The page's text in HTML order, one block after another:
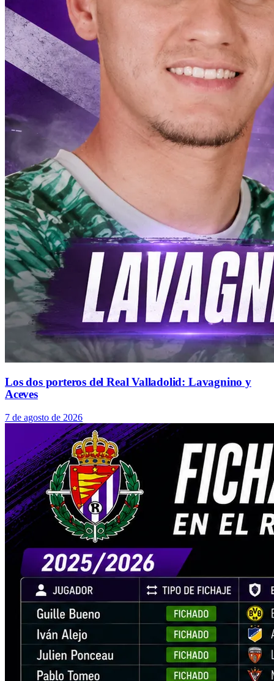
Los dos porteros del Real Valladolid: Lavagnino y
Aceves
7 de agosto de 2026